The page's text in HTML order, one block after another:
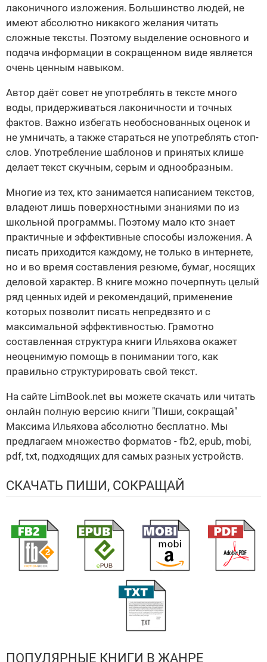
лаконичного изложения. Большинство людей, не
имеют абсолютно никакого желания читать
сложные тексты. Поэтому выделение основного и
подача информации в сокращенном виде является
очень ценным навыком.
Автор даёт совет не употреблять в тексте много
воды, придерживаться лаконичности и точных
фактов. Важно избегать необоснованных оценок и
не умничать, а также стараться не употреблять стоп-
слов. Употребление шаблонов и принятых клише
делает текст скучным, серым и однообразным.
Многие из тех, кто занимается написанием текстов,
владеют лишь поверхностными знаниями по из
школьной программы. Поэтому мало кто знает
практичные и эффективные способы изложения. А
писать приходится каждому, не только в интернете,
но и во время составления резюме, бумаг, носящих
деловой характер. В книге можно почерпнуть целый
ряд ценных идей и рекомендаций, применение
которых позволит писать непредвзято и с
максимальной эффективностью. Грамотно
составленная структура книги Ильяхова окажет
неоценимую помощь в понимании того, как
правильно структурировать свой текст.
На сайте LimBook.net вы можете скачать или читать
онлайн полную версию книги "Пиши, сокращай"
Максима Ильяхова абсолютно бесплатно. Мы
предлагаем множество форматов - fb2, epub, mobi,
pdf, txt, подходящих для самых разных устройств.
СКАЧАТЬ ПИШИ, СОКРАЩАЙ
ПОПУЛЯРНЫЕ КНИГИ В ЖАНРЕ